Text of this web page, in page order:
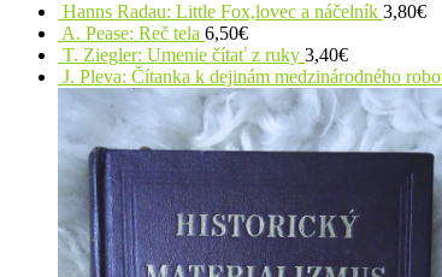
Hanns Radau: Little Fox,lovec a náčelník 3,80€
A. Pease: Reč tela 6,50€
T. Ziegler: Umenie čítať z ruky 3,40€
J. Pleva: Čítanka k dejinám medzinárodného